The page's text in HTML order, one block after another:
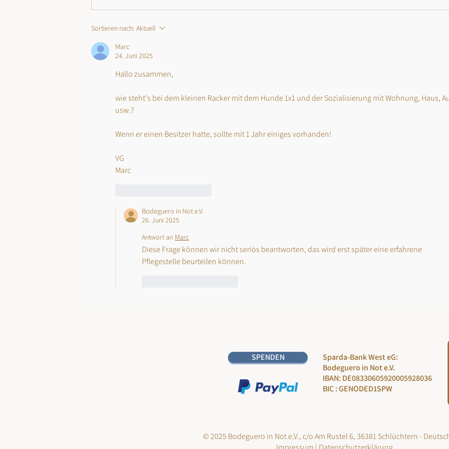
Sortieren nach: Aktuell
Marc
24. Juni 2025
Hallo zusammen,
wie steht's bei dem kleinen Racker mit dem Hunde 1x1 und der Sozialisierung mit Wohnung, Haus,
usw.?
Wenn er einen Besitzer hatte, sollte mit 1 Jahr einiges vorhanden!
VG
Marc
Bodeguero in Not e.V.
26. Juni 2025
Antwort an Marc
Diese Frage können wir nicht seriös beantworten, das wird erst später eine erfahrene
Pflegestelle beurteilen können.
SPENDEN
Sparda-Bank West eG:
Bodeguero in Not e.V.
IBAN: DE08330605920005928036
BIC : GENODED1SPW
© 2025 Bodeguero in Not e.V., c/o Am Rustel 6, 36381 Schlüchtern -